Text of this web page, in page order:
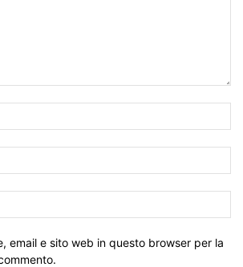
email e sito web in questo browser per la